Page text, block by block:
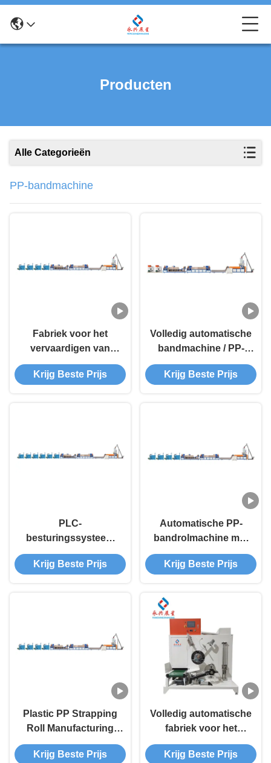
Producten
Alle Categorieën
PP-bandmachine
Fabriek voor het
vervaardigen van
dubbelschroef PP-
verpakkingsbanden /
Krijg Beste Prijs
Volledig automatische
bandmachine / PP-
productielijn voor
banden
Krijg Beste Prijs
PLC-
besturingssysteem
voor de productie van
banden
Krijg Beste Prijs
Automatische PP-
bandrolmachine met
hoge nauwkeurigheid
Krijg Beste Prijs
Plastic PP Strapping
Roll Manufacturing
Machine Single Screw
110mm
Krijg Beste Prijs
Volledig automatische
fabriek voor het
maken van Pp-
banden voor de
Krijg Beste Prijs